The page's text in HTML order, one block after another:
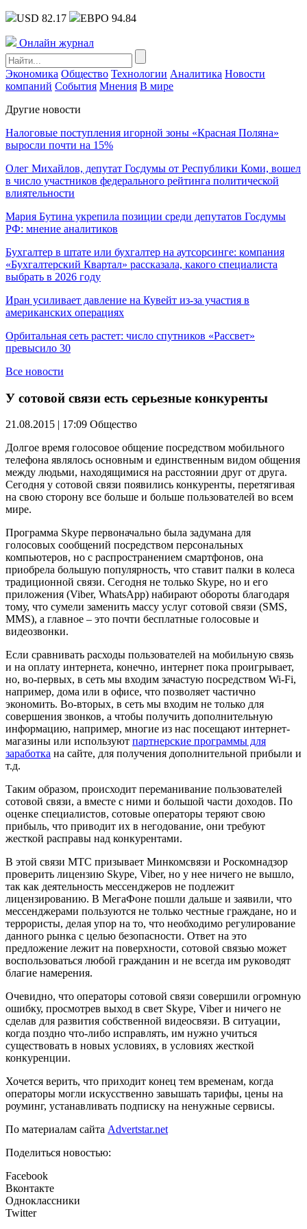
USD 82.17 ЕВРО 94.84
Онлайн журнал
Экономика Общество Технологии Аналитика Новости
компаний События Мнения В мире
Другие новости
Налоговые поступления игорной зоны «Красная Поляна»
выросли почти на 15%
Олег Михайлов, депутат Госдумы от Республики Коми, вошел
в число участников федерального рейтинга политической
влиятельности
Мария Бутина укрепила позиции среди депутатов Госдумы
РФ: мнение аналитиков
Бухгалтер в штате или бухгалтер на аутсорсинге: компания
«Бухгалтерский Квартал» рассказала, какого специалиста
выбрать в 2026 году
Иран усиливает давление на Кувейт из-за участия в
американских операциях
Орбитальная сеть растет: число спутников «Рассвет»
превысило 30
Все новости
У сотовой связи есть серьезные конкуренты
21.08.2015 | 17:09 Общество
Долгое время голосовое общение посредством мобильного
телефона являлось основным и единственным видом общения
между людьми, находящимися на расстоянии друг от друга.
Сегодня у сотовой связи появились конкуренты, перетягивая
на свою сторону все больше и больше пользователей во всем
мире.
Программа Skype первоначально была задумана для
голосовых сообщений посредством персональных
компьютеров, но с распространением смартфонов, она
приобрела большую популярность, что ставит палки в колеса
традиционной связи. Сегодня не только Skype, но и его
приложения (Viber, WhatsApp) набирают обороты благодаря
тому, что сумели заменить массу услуг сотовой связи (SMS,
MMS), а главное – это почти бесплатные голосовые и
видеозвонки.
Если сравнивать расходы пользователей на мобильную связь
и на оплату интернета, конечно, интернет пока проигрывает,
но, во-первых, в сеть мы входим зачастую посредством Wi-Fi,
например, дома или в офисе, что позволяет частично
экономить. Во-вторых, в сеть мы входим не только для
совершения звонков, а чтобы получить дополнительную
информацию, например, многие из нас посещают интернет-
магазины или используют партнерские программы для
заработка на сайте, для получения дополнительной прибыли и
т.д.
Таким образом, происходит переманивание пользователей
сотовой связи, а вместе с ними и большой части доходов. По
оценке специалистов, сотовые операторы теряют свою
прибыль, что приводит их в негодование, они требуют
жесткой расправы над конкурентами.
В этой связи МТС призывает Минкомсвязи и Роскомнадзор
проверить лицензию Skype, Viber, но у нее ничего не вышло,
так как деятельность мессенджеров не подлежит
лицензированию. В МегаФоне пошли дальше и заявили, что
мессенджерами пользуются не только честные граждане, но и
террористы, делая упор на то, что необходимо регулирование
данного рынка с целью безопасности. Ответ на это
предложение лежит на поверхности, сотовой связью может
воспользоваться любой гражданин и не всегда им руководят
благие намерения.
Очевидно, что операторы сотовой связи совершили огромную
ошибку, просмотрев выход в свет Skype, Viber и ничего не
сделав для развития собственной видеосвязи. В ситуации,
когда поздно что-либо исправлять, им нужно учиться
существовать в новых условиях, в условиях жесткой
конкуренции.
Хочется верить, что приходит конец тем временам, когда
операторы могли искусственно завышать тарифы, цены на
роуминг, устанавливать подписку на ненужные сервисы.
По материалам сайта Advertstar.net
Поделиться новостью:
Facebook
Вконтакте
Одноклассники
Twitter